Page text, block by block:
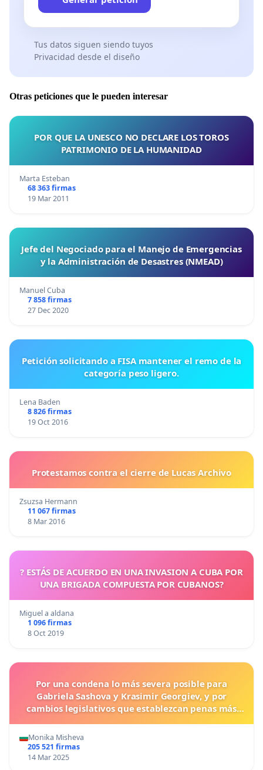
Tus datos siguen siendo tuyos
Privacidad desde el diseño
Otras peticiones que le pueden interesar
POR QUE LA UNESCO NO DECLARE LOS TOROS
PATRIMONIO DE LA HUMANIDAD
Marta Esteban
68 363 firmas
19 Mar 2011
Jefe del Negociado para el Manejo de Emergencias
y la Administración de Desastres (NMEAD)
Manuel Cuba
7 858 firmas
27 Dec 2020
Petición solicitando a FISA mantener el remo de la
categoría peso ligero.
Lena Baden
8 826 firmas
19 Oct 2016
Protestamos contra el cierre de Lucas Archivo
Zsuzsa Hermann
11 067 firmas
8 Mar 2016
? ESTÁS DE ACUERDO EN UNA INVASION A CUBA POR
UNA BRIGADA COMPUESTA POR CUBANOS?
Miguel a aldana
1 096 firmas
8 Oct 2019
Por una condena lo más severa posible para
Gabriela Sashova y Krasimir Georgiev, y por
cambios legislativos que establezcan penas más
Monika Misheva
205 521 firmas
14 Mar 2025